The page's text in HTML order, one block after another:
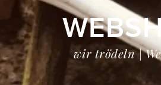
wir trödeln |